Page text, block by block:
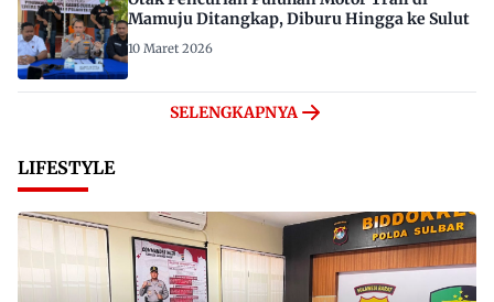
Mamuju Ditangkap, Diburu Hingga ke Sulut
10 Maret 2026
SELENGKAPNYA
LIFESTYLE